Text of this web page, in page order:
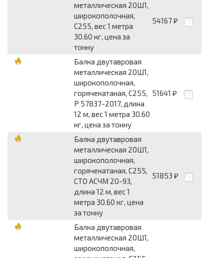
металлическая 20Ш1,
широкополочная,
С255, вес 1 метра
30.60 кг, цена за
тонну
54167 ₽
Балка двутавровая
металлическая 20Ш1,
широкополочная,
горячекатаная, С255,
Р 57837-2017, длина
12 м, вес 1 метра 30.60
кг, цена за тонну
51641 ₽
Балка двутавровая
металлическая 20Ш1,
широкополочная,
горячекатаная, С255,
СТО АСЧМ 20-93,
длина 12 м, вес 1
метра 30.60 кг, цена
за тонну
51853 ₽
Балка двутавровая
металлическая 20Ш1,
широкополочная,